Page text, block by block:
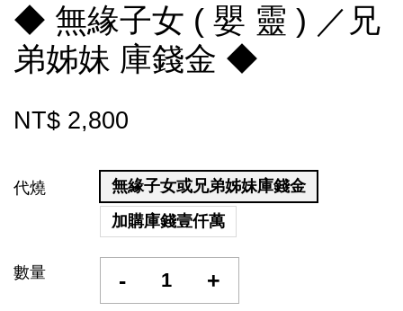
◆ 無緣子女 ( 嬰 靈 ) ／兄
弟姊妹 庫錢金 ◆
NT$ 2,800
代燒
無緣子女或兄弟姊妹庫錢金
加購庫錢壹仟萬
數量 - +